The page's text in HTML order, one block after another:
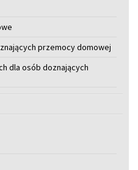
przemocy domowej
dla osób doznających